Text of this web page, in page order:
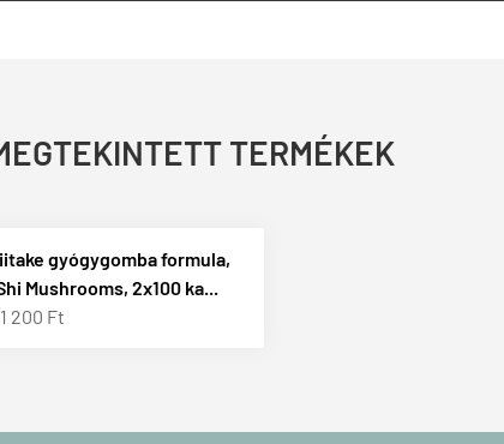
TERMÉKEK
gyógygomba formula,
Mushrooms, 2x100 ka...
200 Ft